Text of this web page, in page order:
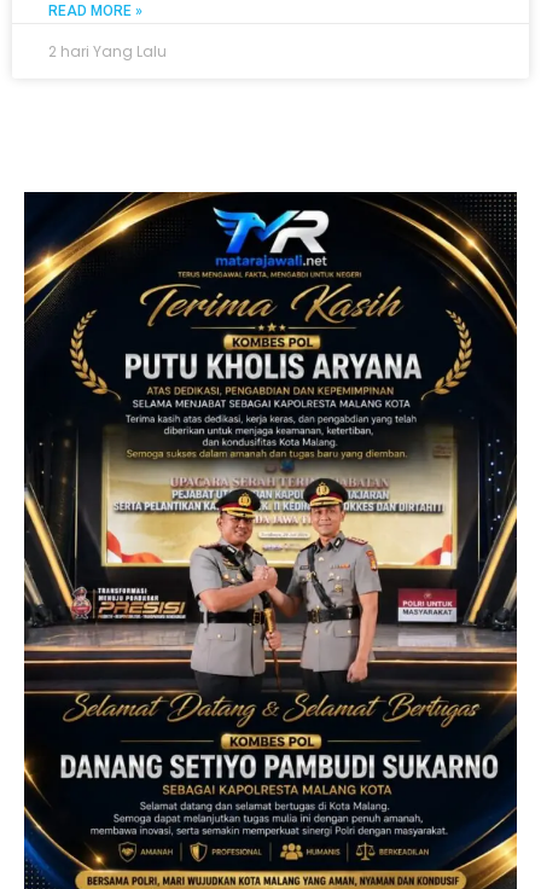
READ MORE »
2 hari Yang Lalu